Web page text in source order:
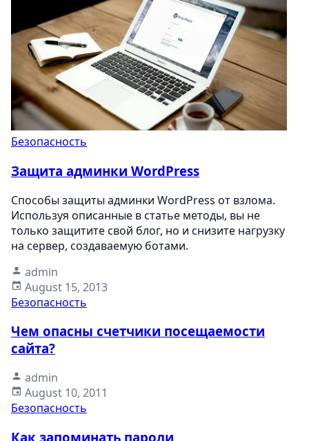
Безопасность
Защита админки WordPress
Способы защиты админки WordPress от взлома.
Используя описанные в статье методы, вы не
только защитите свой блог, но и снизите нагрузку
на сервер, создаваемую ботами.
admin
August 15, 2013
Безопасность
Чем опасны счетчики посещаемости
сайта?
admin
August 10, 2011
Безопасность
Как запоминать пароли